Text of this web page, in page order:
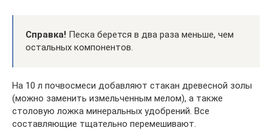
Справка! Песка берется в два раза меньше, чем
остальных компонентов.
На 10 л почвосмеси добавляют стакан древесной золы
(можно заменить измельченным мелом), а также
столовую ложка минеральных удобрений. Все
составляющие тщательно перемешивают.